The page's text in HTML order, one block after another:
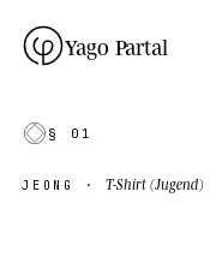
Yago Partal
§ 01
JEONG ·T-Shirt (Jugend)